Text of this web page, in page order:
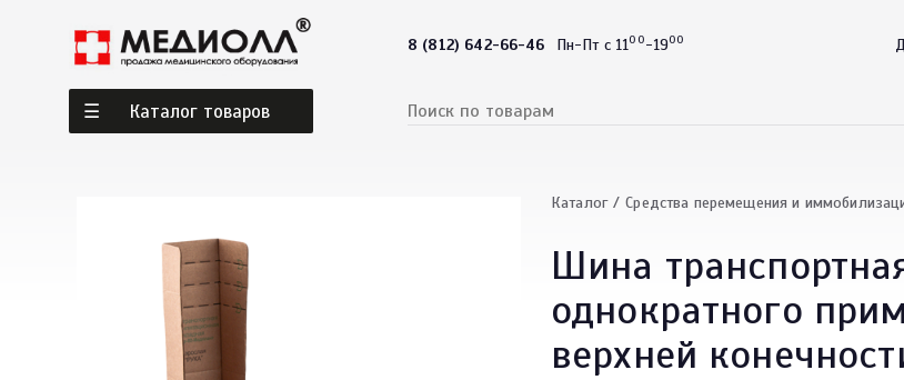
8 (812) 642-66-46 Пн-Пт с 1100-1900
Каталог товаров
Каталог Средства перемещения и
Шина
однократного
верхней